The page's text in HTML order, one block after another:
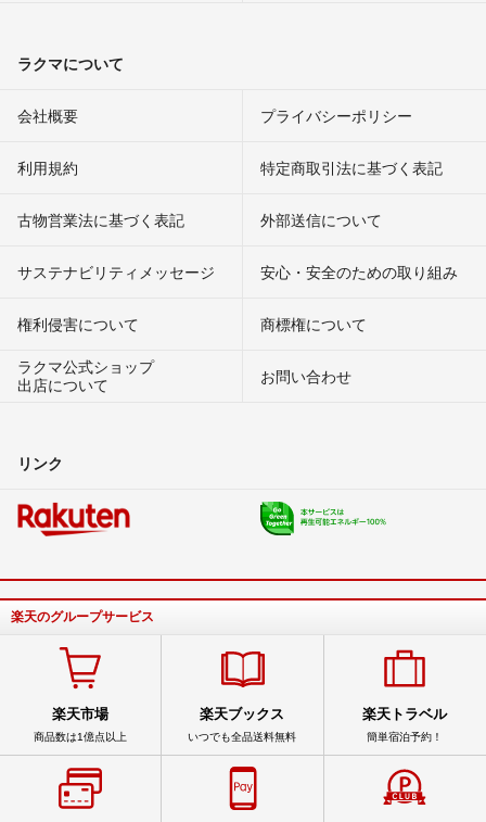
ラクマについて
会社概要 プライバシーポリシー
利用規約 特定商取引法に基づく表記
古物営業法に基づく表記 外部送信について
サステナビリティメッセージ 安心・安全のための取り組み
権利侵害について
商標権について
ラクマ公式ショップ
出店について
お問い合わせ
リンク
楽天のグループサービス
楽天市場
商品数は1億点以上
楽天ブックス
いつでも全品送料無料
楽天トラベル
簡単宿泊予約！